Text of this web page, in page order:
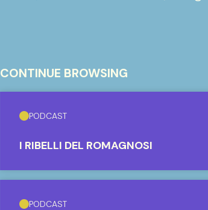
CONTINUE BROWSING
PODCAST
I RIBELLI DEL ROMAGNOSI
PODCAST